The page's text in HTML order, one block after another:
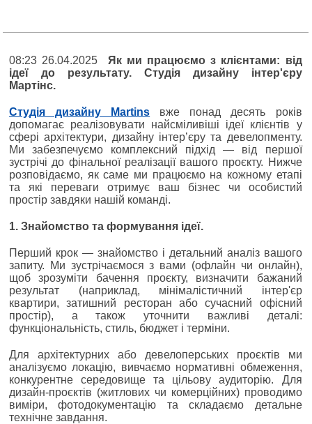
08:23 26.04.2025 Як ми працюємо з клієнтами: від
ідеї до результату. Студія дизайну інтер'єру
Мартінс.
Студія дизайну Martins вже понад десять років
допомагає реалізовувати найсміливіші ідеї клієнтів у
сфері архітектури, дизайну інтер’єру та девелопменту.
Ми забезпечуємо комплексний підхід — від першої
зустрічі до фінальної реалізації вашого проєкту. Нижче
розповідаємо, як саме ми працюємо на кожному етапі
та які переваги отримує ваш бізнес чи особистий
простір завдяки нашій команді.
1. Знайомство та формування ідеї.
Перший крок — знайомство і детальний аналіз вашого
запиту. Ми зустрічаємося з вами (офлайн чи онлайн),
щоб зрозуміти бачення проєкту, визначити бажаний
результат (наприклад, мінімалістичний інтер'єр
квартири, затишний ресторан або сучасний офісний
простір), а також уточнити важливі деталі:
функціональність, стиль, бюджет і терміни.
Для архітектурних або девелоперських проєктів ми
аналізуємо локацію, вивчаємо нормативні обмеження,
конкурентне середовище та цільову аудиторію. Для
дизайн-проєктів (житлових чи комерційних) проводимо
виміри, фотодокументацію та складаємо детальне
технічне завдання.